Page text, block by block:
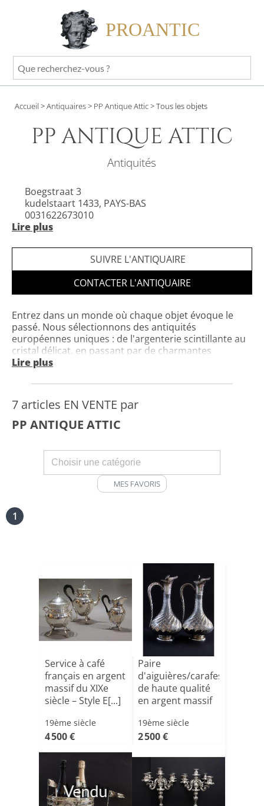
PROANTIC
Que
recherchez-
?
Accueil >Antiquaires> PP Antique Attic>Tous les objets
PP ANTIQUE ATTIC
Antiquités
Boegstraat 3
kudelstaart 1433, PAYS-BAS
0031622673010
Lire plus
Horaires : Entrez dans un monde où chaque objet
évoque le passé. Nous sélectionnons des antiquités
européennes uniques : de l'argenterie scintillante au
cristal délicat, en passant par de charmantes
curiosités.
SUIVRE L'ANTIQUAIRE
CONTACTER L'ANTIQUAIRE
Entrez dans un monde où chaque objet évoque le
passé. Nous sélectionnons des antiquités
européennes uniques : de l'argenterie scintillante au
cristal délicat, en passant par de charmantes
curiosités. Chaque pièce est soigneusement
charme intemporel. Basés aux Pays-Bas, forts de 8
ans d'expérience, nous livrons dans le monde entier.
Découvrez le charme d'antan et trouvez la pièce
idéale pour donner du caractère à votre intérieur.
Lire plus
7 articles EN VENTE par
PP ANTIQUE ATTIC
MES FAVORIS
1
Service à café
français en argent
massif du XIXe
siècle – Style E[...]
19ème siècle
4 500 €
Paire
d'aiguières/carafes
de haute qualité
en argent massif
19ème siècle
2 500 €
Vendu